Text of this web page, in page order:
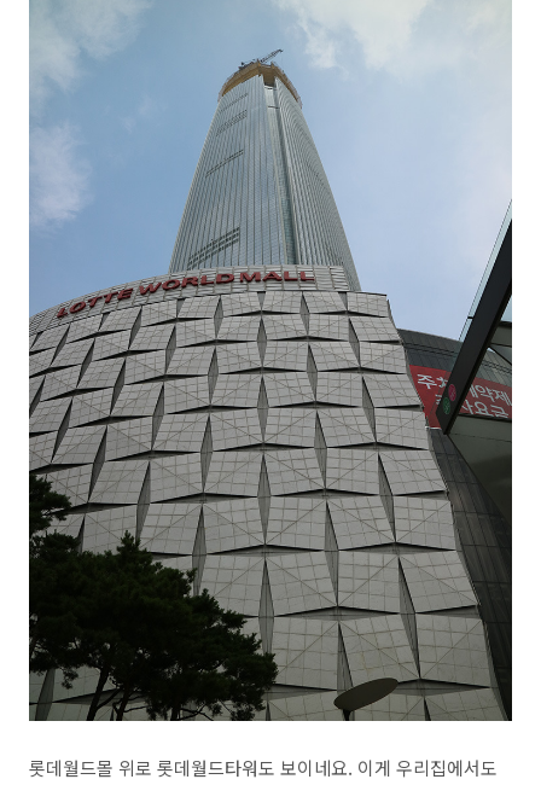
롯데월드몰 위로 롯데월드타워도 보이네요. 이게 우리집에서도